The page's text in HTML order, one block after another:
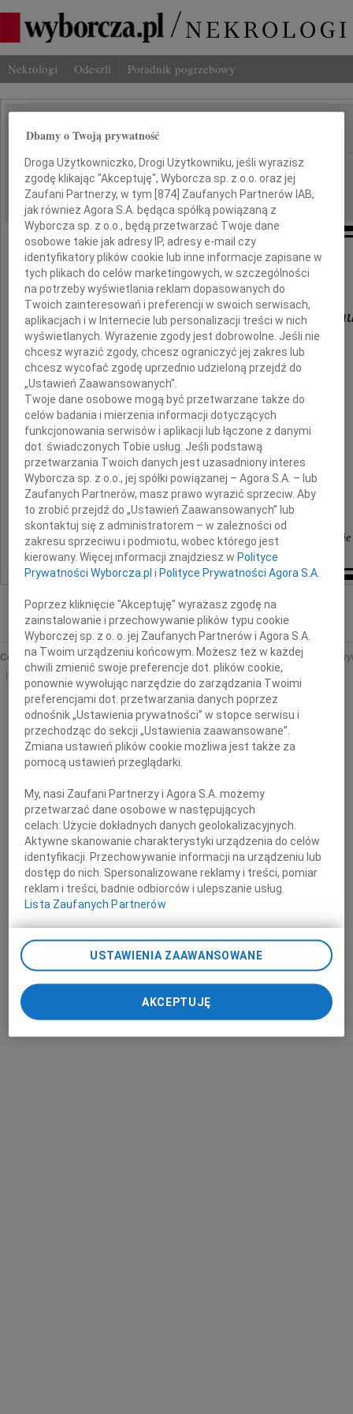
Nekrologi Odeszli Poradnik pogrzebowy
IMIĘ I NAZWISKO:
REGION: Bydgoszcz
DATA EMISJI: 04.09.2010
Naszemu Koledze
Przemysławowi
najszczersze wyrazy współczucia
Mamy
składają
koleżanki z projektu "Polscy Sprawiedliwi -
Copyright © Wyborcza sp. z o.o. O nas Staże u nas Reklama
Polityka
Ustawienia prywatności
Dbamy o Twoją prywatność
Droga Użytkowniczko, Drogi Użytkowniku, jeśli wyrazisz
zgodę klikając "Akceptuję", Wyborcza sp. z o.o. oraz jej
Zaufani Partnerzy, w tym [874 ] Zaufanych Partnerów IAB,
jak również Agora S.A. będąca spółką powiązaną z
Wyborcza sp. z o.o., będą przetwarzać Twoje dane
osobowe takie jak adresy IP, adresy e-mail czy
identyfikatory plików cookie lub inne informacje zapisane w
tych plikach do celów marketingowych, w szczególności
na potrzeby wyświetlania reklam dopasowanych do
Twoich zainteresowań i preferencji w swoich serwisach,
aplikacjach i w Internecie lub personalizacji treści w nich
wyświetlanych. Wyrażenie zgody jest dobrowolne. Jeśli nie
chcesz wyrazić zgody, chcesz ograniczyć jej zakres lub
chcesz wycofać zgodę uprzednio udzieloną przejdź do
„Ustawień Zaawansowanych”.
Twoje dane osobowe mogą być przetwarzane także do
celów badania i mierzenia informacji dotyczących
funkcjonowania serwisów i aplikacji lub łączone z danymi
dot. świadczonych Tobie usług. Jeśli podstawą
przetwarzania Twoich danych jest uzasadniony interes
Wyborcza sp. z o.o., jej spółki powiązanej – Agora S.A. – lub
Zaufanych Partnerów, masz prawo wyrazić sprzeciw. Aby
to zrobić przejdź do „Ustawień Zaawansowanych” lub
skontaktuj się z administratorem – w zależności od
zakresu sprzeciwu i podmiotu, wobec którego jest
kierowany. Więcej informacji znajdziesz w Polityce
Prywatności Wyborcza.pl i Polityce Prywatności Agora S.A.
Poprzez kliknięcie "Akceptuję" wyrażasz zgodę na
zainstalowanie i przechowywanie plików typu cookie
Wyborczej sp. z o. o. jej Zaufanych Partnerów i Agora S.A.
na Twoim urządzeniu końcowym. Możesz też w każdej
chwili zmienić swoje preferencje dot. plików cookie,
ponownie wywołując narzędzie do zarządzania Twoimi
preferencjami dot. przetwarzania danych poprzez
odnośnik „Ustawienia prywatności” w stopce serwisu i
przechodząc do sekcji „Ustawienia zaawansowane”.
Zmiana ustawień plików cookie możliwa jest także za
pomocą ustawień przeglądarki.
My, nasi Zaufani Partnerzy i Agora S.A. możemy
przetwarzać dane osobowe w następujących
celach:Użycie dokładnych danych geolokalizacyjnych.
Aktywne skanowanie charakterystyki urządzenia do celów
identyfikacji. Przechowywanie informacji na urządzeniu lub
dostęp do nich. Spersonalizowane reklamy i treści, pomiar
reklam i treści, badnie odbiorców i ulepszanie usług.
Lista Zaufanych Partnerów
USTAWIENIA ZAAWANSOWANE
AKCEPTUJĘ